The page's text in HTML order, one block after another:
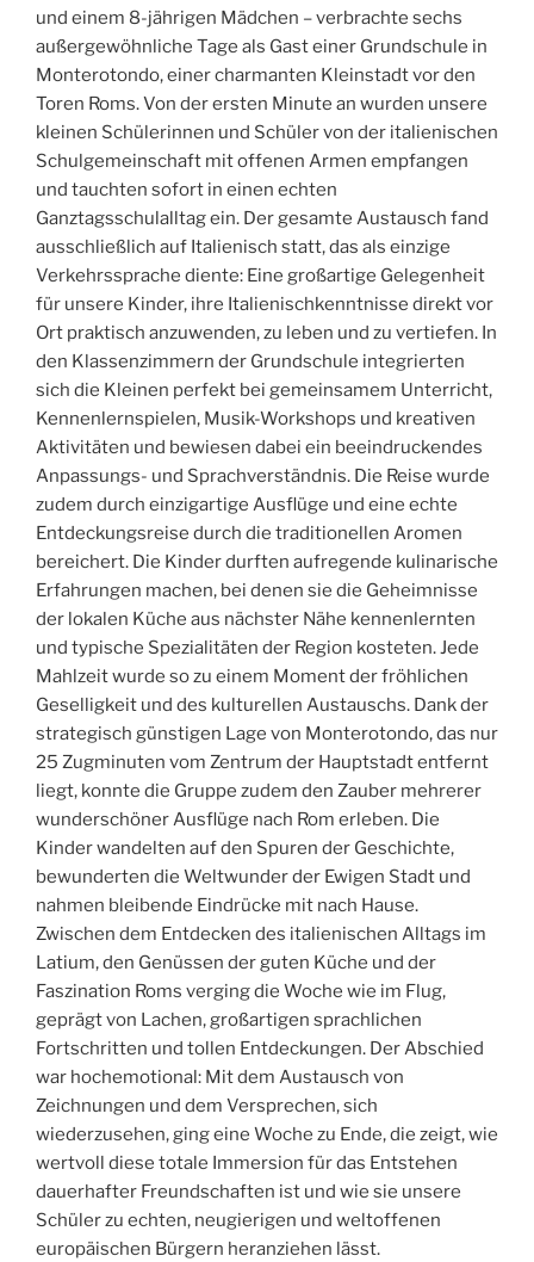
und einem 8-jährigen Mädchen – verbrachte sechs
außergewöhnliche Tage als Gast einer Grundschule in
Monterotondo, einer charmanten Kleinstadt vor den
Toren Roms. Von der ersten Minute an wurden unsere
kleinen Schülerinnen und Schüler von der italienischen
Schulgemeinschaft mit offenen Armen empfangen
und tauchten sofort in einen echten
Ganztagsschulalltag ein. Der gesamte Austausch fand
ausschließlich auf Italienisch statt, das als einzige
Verkehrssprache diente: Eine großartige Gelegenheit
für unsere Kinder, ihre Italienischkenntnisse direkt vor
Ort praktisch anzuwenden, zu leben und zu vertiefen. In
den Klassenzimmern der Grundschule integrierten
sich die Kleinen perfekt bei gemeinsamem Unterricht,
Kennenlernspielen, Musik-Workshops und kreativen
Aktivitäten und bewiesen dabei ein beeindruckendes
Anpassungs- und Sprachverständnis. Die Reise wurde
zudem durch einzigartige Ausflüge und eine echte
Entdeckungsreise durch die traditionellen Aromen
bereichert. Die Kinder durften aufregende kulinarische
Erfahrungen machen, bei denen sie die Geheimnisse
der lokalen Küche aus nächster Nähe kennenlernten
und typische Spezialitäten der Region kosteten. Jede
Mahlzeit wurde so zu einem Moment der fröhlichen
Geselligkeit und des kulturellen Austauschs. Dank der
strategisch günstigen Lage von Monterotondo, das nur
25 Zugminuten vom Zentrum der Hauptstadt entfernt
liegt, konnte die Gruppe zudem den Zauber mehrerer
wunderschöner Ausflüge nach Rom erleben. Die
Kinder wandelten auf den Spuren der Geschichte,
bewunderten die Weltwunder der Ewigen Stadt und
nahmen bleibende Eindrücke mit nach Hause.
Zwischen dem Entdecken des italienischen Alltags im
Latium, den Genüssen der guten Küche und der
Faszination Roms verging die Woche wie im Flug,
geprägt von Lachen, großartigen sprachlichen
Fortschritten und tollen Entdeckungen. Der Abschied
war hochemotional: Mit dem Austausch von
Zeichnungen und dem Versprechen, sich
wiederzusehen, ging eine Woche zu Ende, die zeigt, wie
wertvoll diese totale Immersion für das Entstehen
dauerhafter Freundschaften ist und wie sie unsere
Schüler zu echten, neugierigen und weltoffenen
europäischen Bürgern heranziehen lässt.